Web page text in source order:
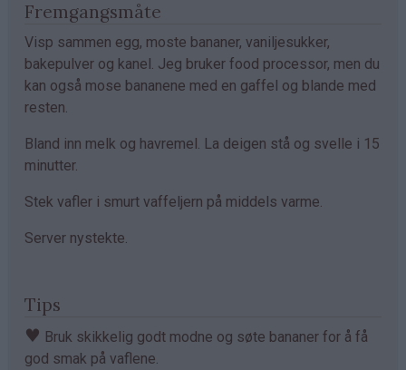
Fremgangsmåte
Visp sammen egg, moste bananer, vaniljesukker,
bakepulver og kanel. Jeg bruker food processor, men du
kan også mose bananene med en gaffel og blande med
resten.
Bland inn melk og havremel. La deigen stå og svelle i 15
minutter.
Stek vafler i smurt vaffeljern på middels varme.
Server nystekte.
Tips
♥ Bruk skikkelig godt modne og søte bananer for å få
god smak på vaflene.